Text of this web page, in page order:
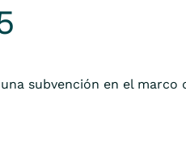
subvención en el marco